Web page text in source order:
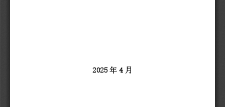
2025 年 4 月